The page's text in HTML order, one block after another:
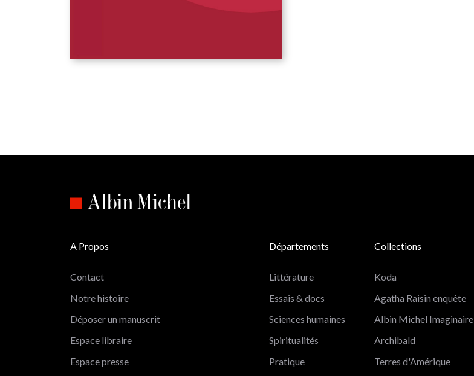
A Propos
Contact
Notre histoire
Déposer un manuscrit
Espace libraire
Espace presse
Départements
Littérature
Essais & docs
Sciences humaines
Spiritualités
Pratique
Collections
Koda
Agatha Raisin enquête
Albin Michel Imaginaire
Archibald
Terres d'Amérique